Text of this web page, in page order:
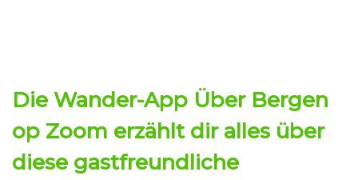
Die Wander-App Über Bergen
op Zoom erzählt dir alles über
diese gastfreundliche